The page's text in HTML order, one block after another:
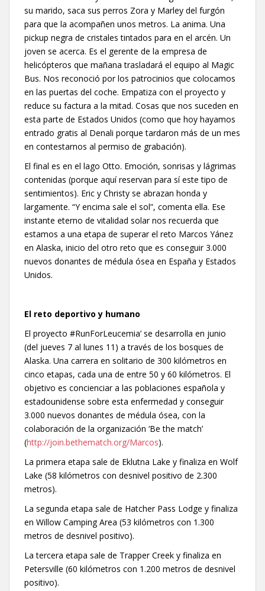
su marido, saca sus perros Zora y Marley del furgón
para que la acompañen unos metros. La anima. Una
pickup negra de cristales tintados para en el arcén. Un
joven se acerca. Es el gerente de la empresa de
helicópteros que mañana trasladará el equipo al Magic
Bus. Nos reconoció por los patrocinios que colocamos
en las puertas del coche. Empatiza con el proyecto y
reduce su factura a la mitad. Cosas que nos suceden en
esta parte de Estados Unidos (como que hoy hayamos
entrado gratis al Denali porque tardaron más de un mes
en contestarnos al permiso de grabación).
El final es en el lago Otto. Emoción, sonrisas y lágrimas
contenidas (porque aquí reservan para sí este tipo de
sentimientos). Eric y Christy se abrazan honda y
largamente. “Y encima sale el sol”, comenta ella. Ese
instante eterno de vitalidad solar nos recuerda que
estamos a una etapa de superar el reto Marcos Yánez
en Alaska, inicio del otro reto que es conseguir 3.000
nuevos donantes de médula ósea en España y Estados
Unidos.
El reto deportivo y humano
El proyecto #RunForLeucemia’ se desarrolla en junio
(del jueves 7 al lunes 11) a través de los bosques de
Alaska. Una carrera en solitario de 300 kilómetros en
cinco etapas, cada una de entre 50 y 60 kilómetros. El
objetivo es concienciar a las poblaciones española y
estadounidense sobre esta enfermedad y conseguir
3.000 nuevos donantes de médula ósea, con la
colaboración de la organización ‘Be the match’
(http://join.bethematch.org/Marcos).
La primera etapa sale de Eklutna Lake y finaliza en Wolf
Lake (58 kilómetros con desnivel positivo de 2.300
metros).
La segunda etapa sale de Hatcher Pass Lodge y finaliza
en Willow Camping Area (53 kilómetros con 1.300
metros de desnivel positivo).
La tercera etapa sale de Trapper Creek y finaliza en
Petersville (60 kilómetros con 1.200 metros de desnivel
positivo).